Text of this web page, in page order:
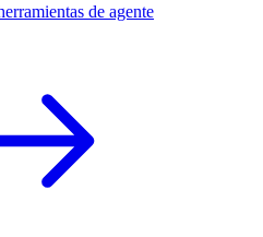
de agente